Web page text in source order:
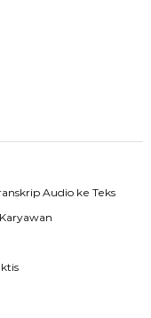
Audio ke Teks